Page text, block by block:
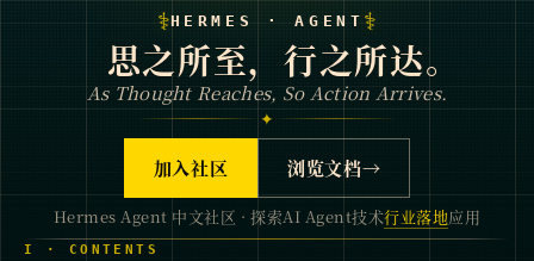
⚕HERMES · AGENT ⚕
思之所至，行之所达。
As Thought Reaches, So Action Arrives.
✦
加入社区 浏览文档→
Hermes Agent 中文社区 · 探索AI Agent技术行业落地应用
I · CONTENTS